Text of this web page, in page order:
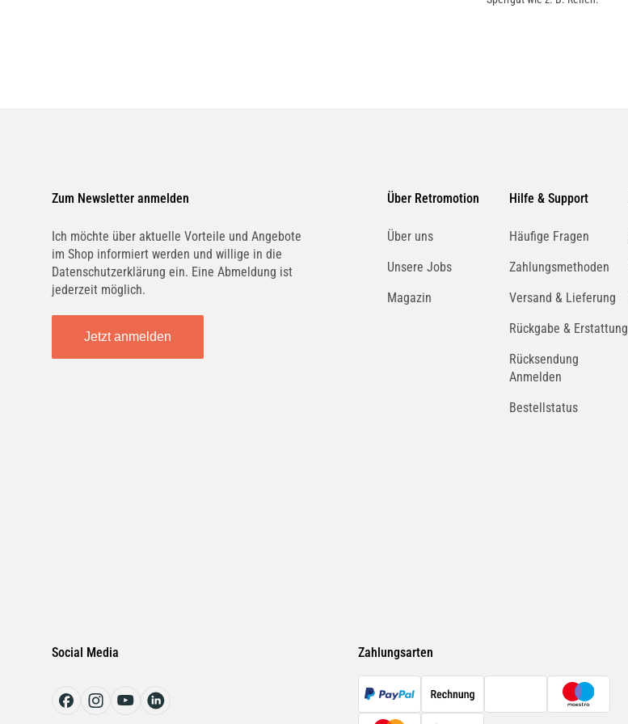
Verschmutzungen wie Öl- und Fettrückstände, Ruß, Vogelkot,
Für optimalen Nässeschutz. Die Gewebe bleiben geschmeidig und
luftdurchlässig. Schützt vor Fleckenbildung durch Öl, Fett und Schmutz.
LIQUI MOLY 3312 Silicon-Fett
Zum Newsletter anmelden
Ich möchte über aktuelle Vorteile und Angebote
im Shop informiert werden und willige in die
Datenschutzerklärung ein. Eine Abmeldung ist
jederzeit möglich.
Jetzt anmelden
Über Retromotion
Über uns
Unsere Jobs
Magazin
Hilfe & Support
Häufige Fragen
Zahlungsmethoden
Versand & Lieferung
Rückgabe & Erstattung
Rücksendung
Anmelden
Bestellstatus
Social Media Zahlungsarten